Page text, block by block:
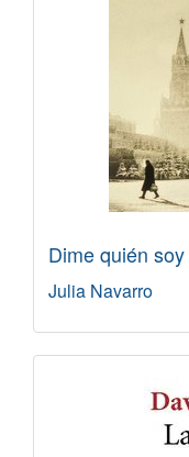
Dime quién soy
Julia Navarro